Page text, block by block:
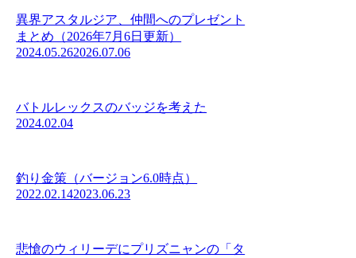
異界アスタルジア、仲間へのプレゼント
まとめ（2026年7月6日更新）
2024.05.262026.07.06
バトルレックスのバッジを考えた
2024.02.04
釣り金策（バージョン6.0時点）
2022.02.142023.06.23
悲愴のウィリーデにプリズニャンの「タ